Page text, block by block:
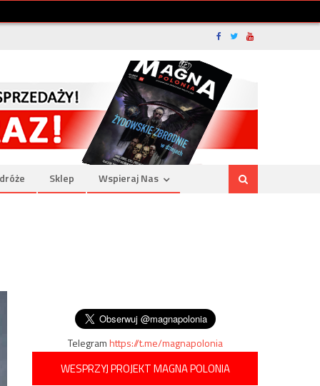
Sklep Wspieraj Nas
Telegramhttps://t.me/magnapolonia
WESPRZYJ PROJEKT MAGNA POLONIA